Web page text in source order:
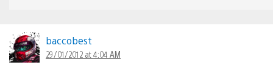
baccobest
29/01/2012 at 4:04 AM